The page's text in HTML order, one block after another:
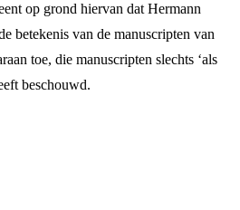
op grond hiervan dat Hermann
betekenis van de manuscripten van
toe, die manuscripten slechts ‘als
beschouwd.